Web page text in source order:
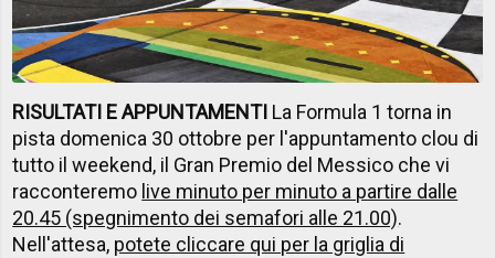
RISULTATI E APPUNTAMENTI La Formula 1 torna in
pista domenica 30 ottobre per l'appuntamento clou di
tutto il weekend, il Gran Premio del Messico che vi
racconteremo live minuto per minuto a partire dalle
20.45 (spegnimento dei semafori alle 21.00).
Nell'attesa, potete cliccare qui per la griglia di